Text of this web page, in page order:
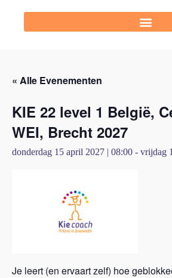
« Alle Evenementen
KIE 22 level 1 België,
WEI, Brecht 2027
donderdag 15 april 2027 | 08:00 - vrijdag
Je leert (en ervaart zelf) hoe